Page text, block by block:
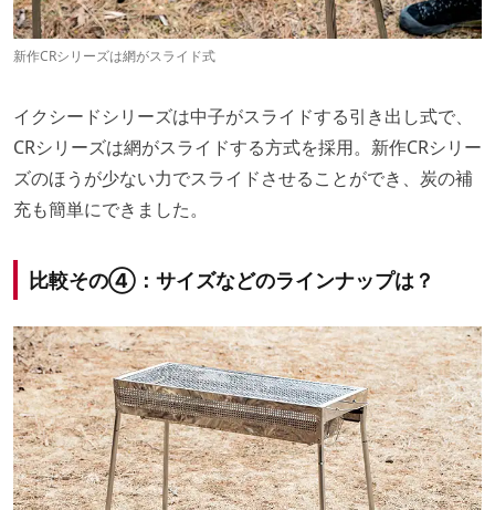
新作CRシリーズは網がスライド式
イクシードシリーズは中子がスライドする引き出し式で、
CRシリーズは網がスライドする方式を採用。新作CRシリー
ズのほうが少ない力でスライドさせることができ、炭の補
充も簡単にできました。
比較その④：サイズなどのラインナップは？